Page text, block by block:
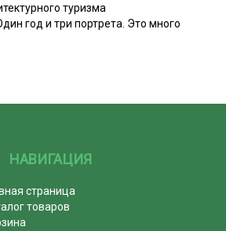
туризма
год и три портрета. Это много
НАВИГАЦИЯ
страница
товаров